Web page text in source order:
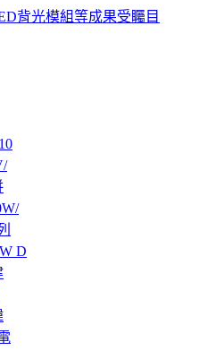
背光模組等成果受矚目
D